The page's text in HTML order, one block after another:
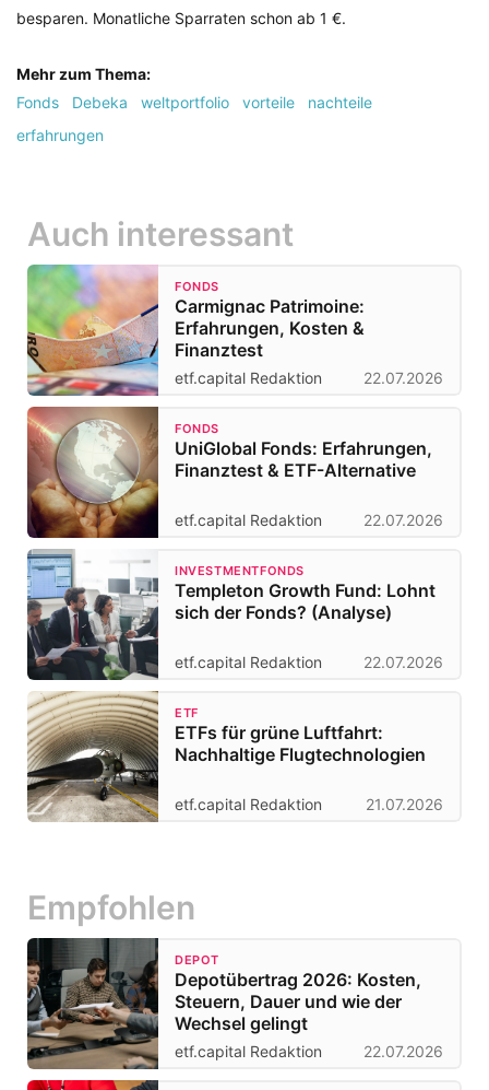
besparen. Monatliche Sparraten schon ab 1 €.
Mehr zum Thema:
Fonds
Debeka weltportfolio vorteile
nachteile
erfahrungen
Auch interessant
FONDS
Carmignac Patrimoine:
Erfahrungen, Kosten &
Finanztest
etf.capital Redaktion 22.07.2026
FONDS
UniGlobal Fonds: Erfahrungen,
Finanztest & ETF-Alternative
etf.capital Redaktion 22.07.2026
INVESTMENTFONDS
Templeton Growth Fund: Lohnt
sich der Fonds? (Analyse)
etf.capital Redaktion 22.07.2026
ETF
ETFs für grüne Luftfahrt:
Nachhaltige Flugtechnologien
etf.capital Redaktion 21.07.2026
Empfohlen
DEPOT
Depotübertrag 2026: Kosten,
Steuern, Dauer und wie der
Wechsel gelingt
etf.capital Redaktion 22.07.2026